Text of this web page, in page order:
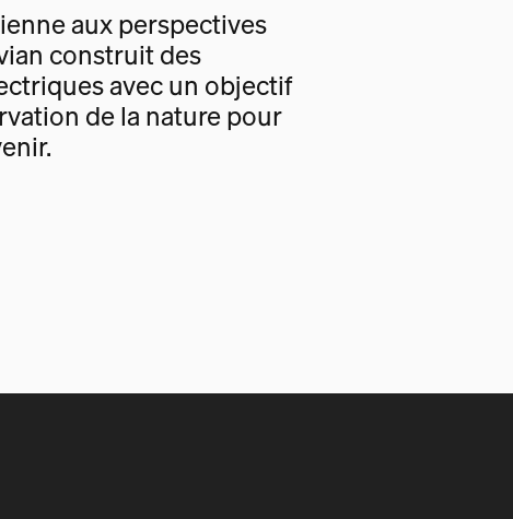
aux perspectives
construit des
avec un objectif
de la nature pour